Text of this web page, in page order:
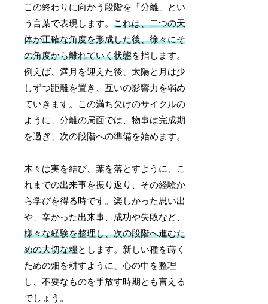
この終わりに向かう段階を「分離」とい
う言葉で表現します。これは、二つの天
体が正確な角度を形成した後、徐々にそ
の角度から離れていく状態を指します。
例えば、満月を迎えた後、太陽と月は少
しずつ距離を置き、互いの影響力を弱め
ていきます。この満ち欠けのサイクルの
ように、分離の局面では、物事は完成期
を過ぎ、次の段階への準備を始めます。
木々は実を結び、葉を落とすように、こ
れまでの出来事を振り返り、その経験か
ら学びを得る時です。楽しかった思い出
や、辛かった出来事、成功や失敗など、
様々な経験を整理し、次の段階へ進むた
めの大切な糧とします。新しい種を蒔く
ための畑を耕すように、心の中を整理
し、不要なものを手放す時期とも言える
でしょう。